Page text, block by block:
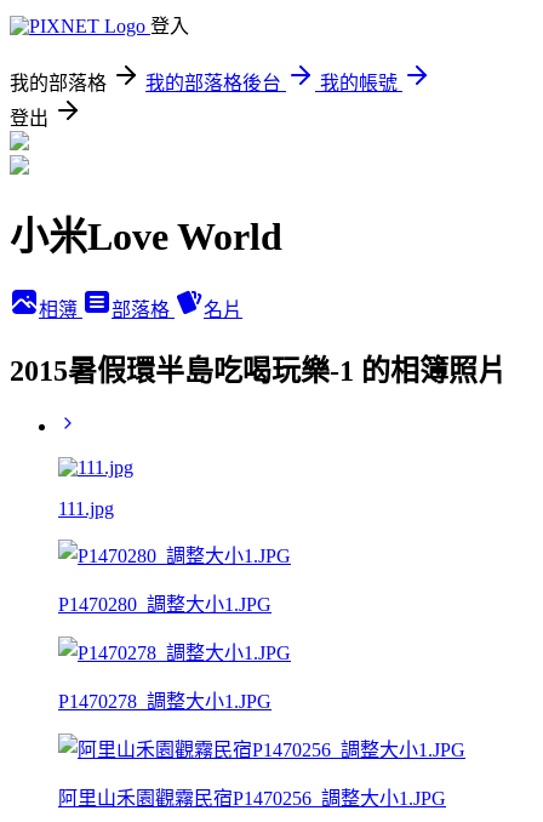
登入
我的部落格 我的部落格後台
我的帳號
登出
小米Love World
相簿 部落格 名片
2015暑假環半島吃喝玩樂-1 的相簿照片
111.jpg
P1470280_調整大小1.JPG
P1470278_調整大小1.JPG
阿里山禾園觀霧民宿P1470256_調整大小1.JPG